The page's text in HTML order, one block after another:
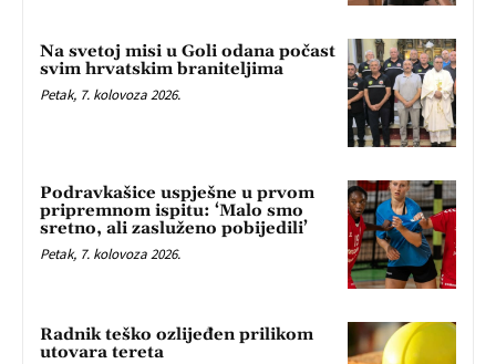
Na svetoj misi u Goli odana počast
svim hrvatskim braniteljima
Petak, 7. kolovoza 2026.
Podravkašice uspješne u prvom
pripremnom ispitu: ‘Malo smo
sretno, ali zasluženo pobijedili’
Petak, 7. kolovoza 2026.
Radnik teško ozlijeđen prilikom
utovara tereta